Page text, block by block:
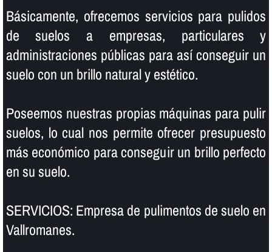
Básicamente, ofrecemos servicios para pulidos
de suelos a empresas, particulares y
administraciones públicas para así­ conseguir un
suelo con un brillo natural y estético.
Poseemos nuestras propias máquinas para pulir
suelos, lo cual nos permite ofrecer presupuesto
más económico para conseguir un brillo perfecto
en su suelo.
SERVICIOS: Empresa de pulimentos de suelo en
Vallromanes.